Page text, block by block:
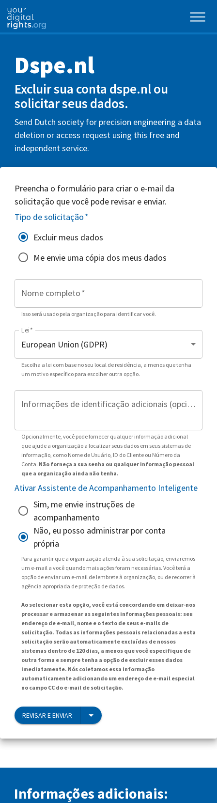
Dspe.nl
Excluir sua conta dspe.nl ou
solicitar seus dados.
Send Dutch society for precision engineering a data
deletion or access request using this free and
independent service.
Preencha o formulário para criar o e-mail da
solicitação que você pode revisar e enviar.
Tipo de solicitação*
Excluir meus dados
Me envie uma cópia dos meus dados
Nome completo*
Isso será usado pela organização para identificar você.
Lei*
Escolha a lei com base no seu local de residência, a menos que tenha
um motivo específico para escolher outra opção.
Informações de identificação adicionais (opcional)
Opcionalmente, você pode fornecer qualquer informação adicional
que ajude a organização a localizar seus dados em seus sistemas de
informação, como Nome de Usuário, ID do Cliente ou Número da
Conta. Não forneça a sua senha ou qualquer informação pessoal
que a organização ainda não tenha.
Ativar Assistente de Acompanhamento Inteligente
Sim, me envie instruções de
acompanhamento
Não, eu posso administrar por conta
própria
Para garantir que a organização atenda à sua solicitação, enviaremos
um e-mail a você quando mais ações foram necessárias. Você terá a
opção de enviar um e-mail de lembrete à organização, ou de recorrer à
agência apropriada de proteção de dados.
Ao selecionar esta opção, você está concordando em deixar-nos
processar e armazenar as seguintes informações pessoais: seu
endereço de e-mail, nome e o texto de seus e-mails de
solicitação. Todas as informações pessoais relacionadas a esta
solicitação serão automaticamente excluídas de nossos
sistemas dentro de 120 dias, a menos que você especifique de
outra forma e sempre tenha a opção de excluir esses dados
imediatamente. Nós coletamos essa informação
automaticamente adicionando um endereço de e-mail especial
no campo CC do e-mail de solicitação.
REVISAR E ENVIAR
Informações adicionais: